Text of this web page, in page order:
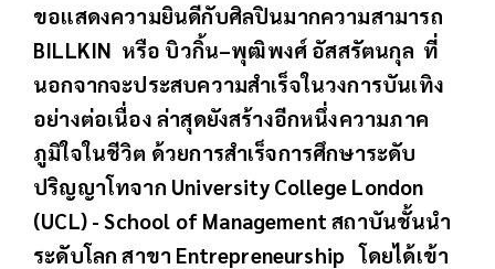
ขอแสดงความยินดีกับศิลปินมากความสามารถ
BILLKIN หรือ บิวกิ้น–พุฒิพงศ์ อัสสรัตนกุล ที่
นอกจากจะประสบความสำเร็จในวงการบันเทิง
อย่างต่อเนื่อง ล่าสุดยังสร้างอีกหนึ่งความภาค
ภูมิใจในชีวิต ด้วยการสำเร็จการศึกษาระดับ
ปริญญาโทจาก University College London
(UCL) - School of Management สถาบันชั้นนำ
ระดับโลก สาขา Entrepreneurship โดยได้เข้า